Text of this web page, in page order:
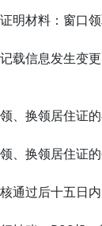
明材料：窗口
、换领居住证
、换领居住证的
通过后十五日内